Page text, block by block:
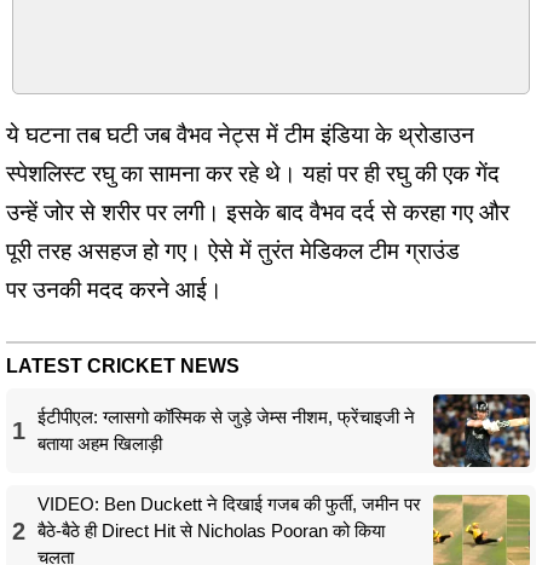
ये घटना तब घटी जब वैभव नेट्स में टीम इंडिया के थ्रोडाउन
स्पेशलिस्ट रघु का सामना कर रहे थे। यहां पर ही रघु की एक गेंद
उन्हें जोर से शरीर पर लगी। इसके बाद वैभव दर्द से करहा गए और
पूरी तरह असहज हो गए। ऐसे में तुरंत मेडिकल टीम ग्राउंड
पर उनकी मदद करने आई।
LATEST CRICKET NEWS
1
ईटीपीएल: ग्लासगो कॉस्मिक से जुड़े जेम्स नीशम, फ्रेंचाइजी ने
बताया अहम खिलाड़ी
2
VIDEO: Ben Duckett ने दिखाई गजब की फुर्ती, जमीन पर
बैठे-बैठे ही Direct Hit से Nicholas Pooran को किया
चलता